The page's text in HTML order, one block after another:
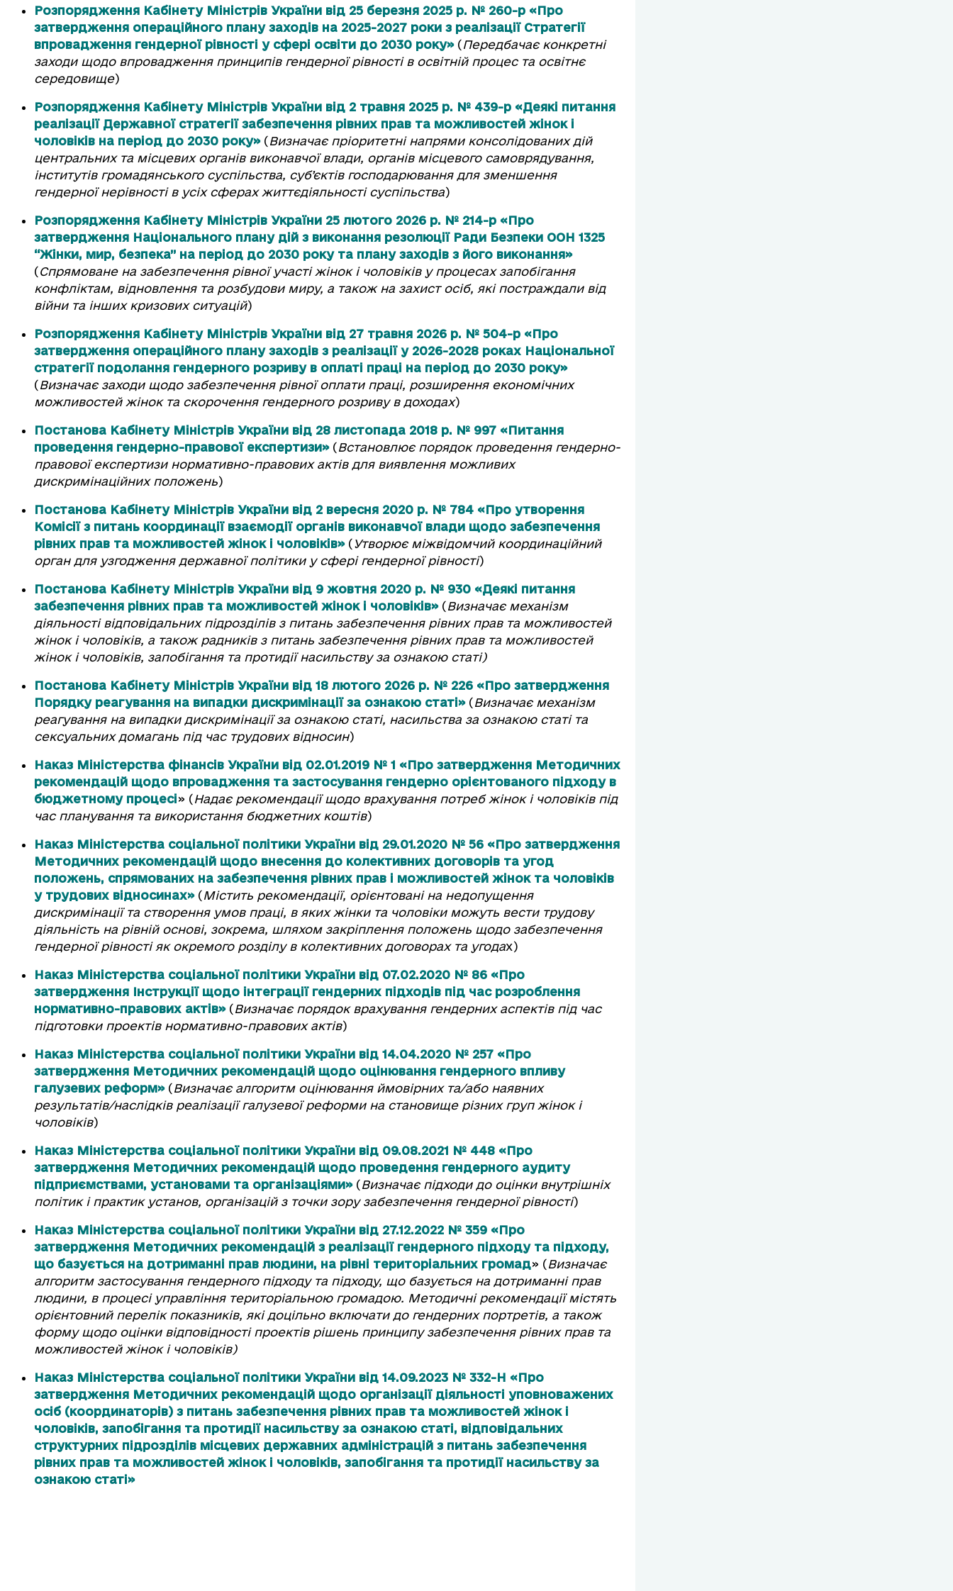
Розпорядження Кабінету Міністрів України від 25 березня 2025 р. № 260-р «Про
затвердження операційного плану заходів на 2025-2027 роки з реалізації Стратегії
впровадження гендерної рівності у сфері освіти до 2030 року»(Передбачає конкретні
заходи щодо впровадження принципів гендерної рівності в освітній процес та освітнє
середовище)
Розпорядження Кабінету Міністрів України від 2 травня 2025 р. № 439-р «Деякі питання
реалізації Державної стратегії забезпечення рівних прав та можливостей жінок і
чоловіків на період до 2030 року»(Визначає пріоритетні напрями консолідованих дій
центральних та місцевих органів виконавчої влади, органів місцевого самоврядування,
інститутів громадянського суспільства, суб’єктів господарювання для зменшення
гендерної нерівності в усіх сферах життєдіяльності суспільства)
Розпорядження Кабінету Міністрів України 25 лютого 2026 р. № 214-р «Про
затвердження Національного плану дій з виконання резолюції Ради Безпеки ООН 1325
“Жінки, мир, безпека” на період до 2030 року та плану заходів з його виконання»
(Спрямоване на забезпечення рівної участі жінок і чоловіків у процесах запобігання
конфліктам, відновлення та розбудови миру, а також на захист осіб, які постраждали від
війни та інших кризових ситуацій)
Розпорядження Кабінету Міністрів України від 27 травня 2026 р. № 504-р «Про
затвердження операційного плану заходів з реалізації у 2026-2028 роках Національної
стратегії подолання гендерного розриву в оплаті праці на період до 2030 року»
(Визначає заходи щодо забезпечення рівної оплати праці, розширення економічних
можливостей жінок та скорочення гендерного розриву в доходах)
Постанова Кабінету Міністрів України від 28 листопада 2018 р. № 997 «Питання
проведення гендерно-правової експертизи» (Встановлює порядок проведення гендерно-
правової експертизи нормативно-правових актів для виявлення можливих
дискримінаційних положень)
Постанова Кабінету Міністрів України від 2 вересня 2020 р. № 784 «Про утворення
Комісії з питань координації взаємодії органів виконавчої влади щодо забезпечення
рівних прав та можливостей жінок і чоловіків»(Утворює міжвідомчий координаційний
орган для узгодження державної політики у сфері гендерної рівності)
Постанова Кабінету Міністрів України від 9 жовтня 2020 р. № 930 «Деякі питання
забезпечення рівних прав та можливостей жінок і чоловіків»(Визначає механізм
діяльності відповідальних підрозділів з питань забезпечення рівних прав та можливостей
жінок і чоловіків, а також радників з питань забезпечення рівних прав та можливостей
жінок і чоловіків, запобігання та протидії насильству за ознакою статі)
Постанова Кабінету Міністрів України від 18 лютого 2026 р. № 226 «Про затвердження
Порядку реагування на випадки дискримінації за ознакою статі»(Визначає механізм
реагування на випадки дискримінації за ознакою статі, насильства за ознакою статі та
сексуальних домагань під час трудових відносин)
Наказ Міністерства фінансів України від 02.01.2019 № 1 «Про затвердження Методичних
рекомендацій щодо впровадження та застосування гендерно орієнтованого підходу в
бюджетному процесі» (Надає рекомендації щодо врахування потреб жінок і чоловіків під
час планування та використання бюджетних коштів)
Наказ Міністерства соціальної політики України від 29.01.2020 № 56 «Про затвердження
Методичних рекомендацій щодо внесення до колективних договорів та угод
положень, спрямованих на забезпечення рівних прав і можливостей жінок та чоловіків
у трудових відносинах» (Містить рекомендації, орієнтовані на недопущення
дискримінації та створення умов праці, в яких жінки та чоловіки можуть вести трудову
діяльність на рівній основі, зокрема, шляхом закріплення положень щодо забезпечення
гендерної рівності як окремого розділу в колективних договорах та угодах)
Наказ Міністерства соціальної політики України від 07.02.2020 № 86 «Про
затвердження Інструкції щодо інтеграції гендерних підходів під час розроблення
нормативно-правових актів»(Визначає порядок врахування гендерних аспектів під час
підготовки проектів нормативно-правових актів)
Наказ Міністерства соціальної політики України від 14.04.2020 № 257 «Про
затвердження Методичних рекомендацій щодо оцінювання гендерного впливу
галузевих реформ»(Визначає алгоритм оцінювання ймовірних та/або наявних
результатів/наслідків реалізації галузевої реформи на становище різних груп жінок і
чоловіків)
Наказ Міністерства соціальної політики України від 09.08.2021 № 448 «Про
затвердження Методичних рекомендацій щодо проведення гендерного аудиту
підприємствами, установами та організаціями»(Визначає підходи до оцінки внутрішніх
політик і практик установ, організацій з точки зору забезпечення гендерної рівності)
Наказ Міністерства соціальної політики України від 27.12.2022 № 359 «Про
затвердження Методичних рекомендацій з реалізації гендерного підходу та підходу,
що базується на дотриманні прав людини, на рівні територіальних громад» (Визначає
алгоритм застосування гендерного підходу та підходу, що базується на дотриманні прав
людини, в процесі управління територіальною громадою. Методичні рекомендації містять
орієнтовний перелік показників, які доцільно включати до гендерних портретів, а також
форму щодо оцінки відповідності проектів рішень принципу забезпечення рівних прав та
можливостей жінок і чоловіків)
Наказ Міністерства соціальної політики України від 14.09.2023 № 332-Н «Про
затвердження Методичних рекомендацій щодо організації діяльності уповноважених
осіб (координаторів) з питань забезпечення рівних прав та можливостей жінок і
чоловіків, запобігання та протидії насильству за ознакою статі, відповідальних
структурних підрозділів місцевих державних адміністрацій з питань забезпечення
рівних прав та можливостей жінок і чоловіків, запобігання та протидії насильству за
ознакою статі»